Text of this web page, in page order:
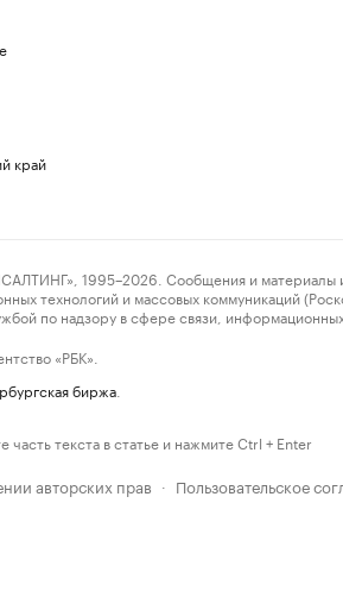
край
1995–2026. Сообщения и материалы
технологий и массовых коммуникаций
по надзору в сфере связи,
«РБК».
биржа
текста в статье и нажмите Ctrl + Enter
авторских прав · Пользовательское